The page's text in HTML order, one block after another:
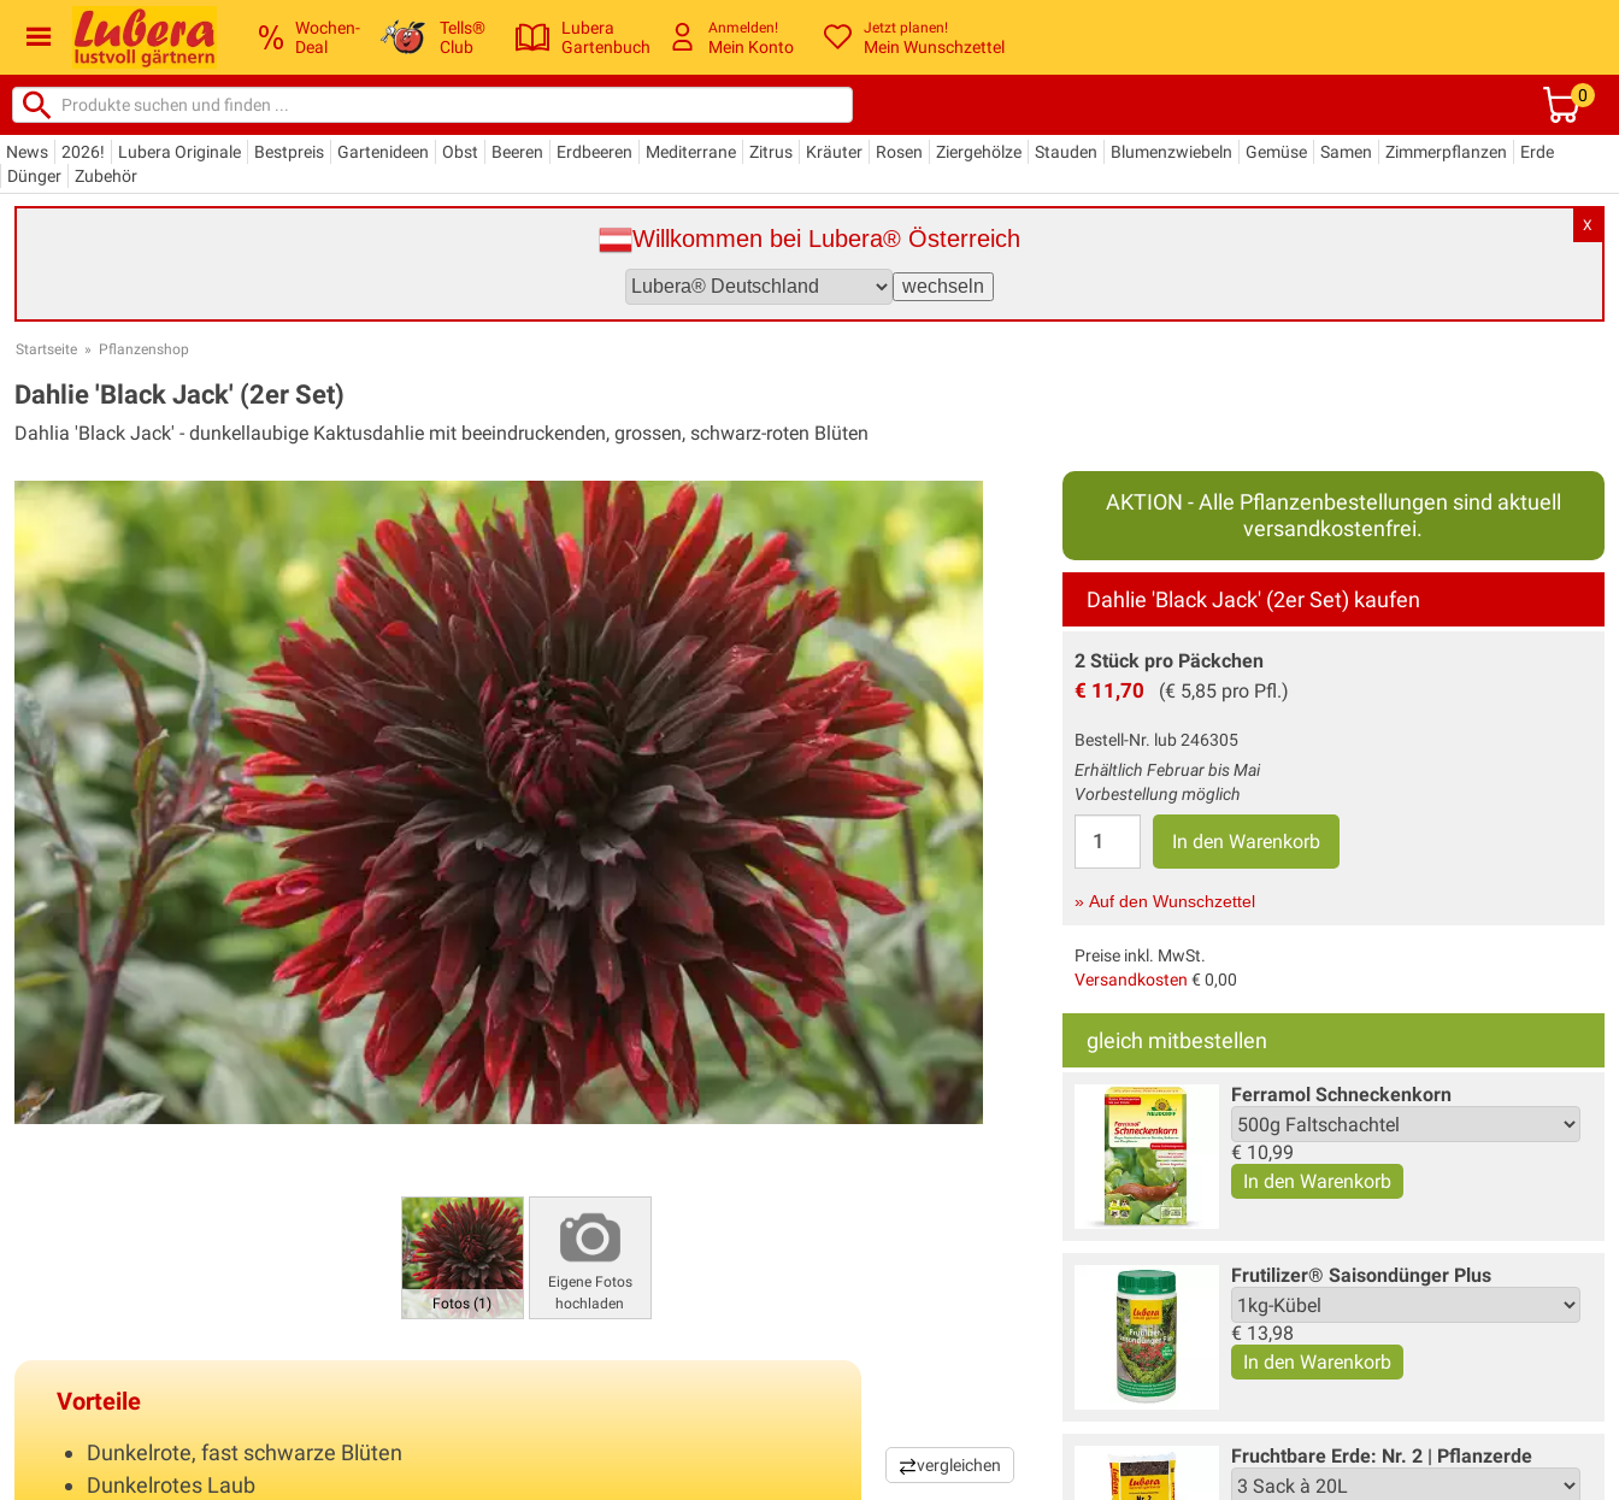
Wochen-
Deal
Tells®
Club
Lubera
Gartenbuch
Anmelden!
Mein Konto
Jetzt planen!
Mein Wunschzettel
0
News 2026! Lubera Originale Bestpreis Gartenideen Obst Beeren Erdbeeren Mediterrane Zitrus Kräuter Rosen Ziergehölze Stauden Blumenzwiebeln Gemüse Samen Zimmerpflanzen
Erde
Dünger
Zubehör
X
Willkommen bei Lubera® Österreich
Startseite » Pflanzenshop
Dahlie 'Black Jack' (2er Set)
Dahlia 'Black Jack' - dunkellaubige Kaktusdahlie mit beeindruckenden, grossen, schwarz-roten Blüten
Fotos (1)
Eigene Fotos
hochladen
Vorteile
Dunkelrote, fast schwarze Blüten
Dunkelrotes Laub
vergleichen
AKTION - Alle Pflanzenbestellungen sind aktuell
versandkostenfrei.
Dahlie 'Black Jack' (2er Set) kaufen
2 Stück pro Päckchen
€ 11,70 (€ 5,85 pro Pfl.)
Bestell-Nr. lub 246305
Erhältlich Februar bis Mai
Vorbestellung möglich
» Auf den Wunschzettel
Preise inkl. MwSt.
Versandkosten € 0,00
gleich mitbestellen
Ferramol Schneckenkorn
€ 10,99
Frutilizer® Saisondünger Plus
€ 13,98
Fruchtbare Erde: Nr. 2 | Pflanzerde